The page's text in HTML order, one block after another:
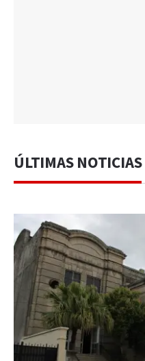
ÚLTIMAS NOTICIAS